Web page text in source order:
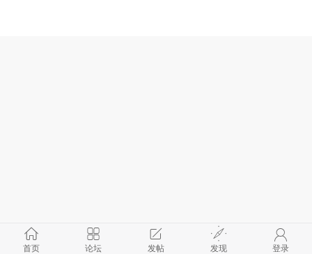
首页 论坛 发帖 发现 登录